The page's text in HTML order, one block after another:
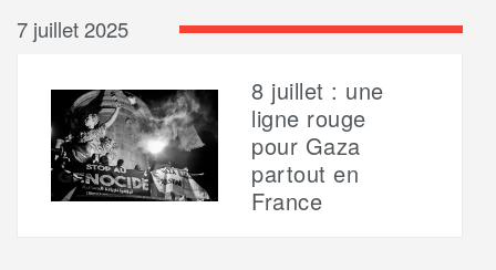
7 juillet 2025
8 juillet : une
ligne rouge
pour Gaza
partout en
France